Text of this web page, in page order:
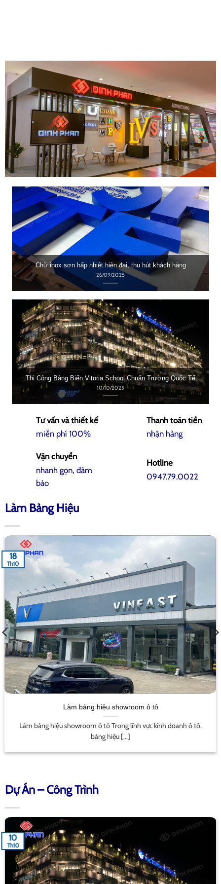
Chữ inox sơn hấp nhiệt hiện đại, thu hút khách hàng
26/09/2025
Thi Công Bảng Biển Vitoria School Chuẩn Trường Quốc Tế
10/10/2025
Tư vấn và thiết kế
miễn phí 100%
Thanh toán tiền
nhận hàng
Vận chuyển
nhanh gọn, đảm
bảo
Hotline
0947.79.0022
Làm Bảng Hiệu
Làm bảng hiệu showroom ô tô
Làm bảng hiệu showroom ô tô Trong lĩnh vực kinh doanh ô tô,
bảng hiệu [...]
18
Th10
Dự Án – Công Trình
10
Th10